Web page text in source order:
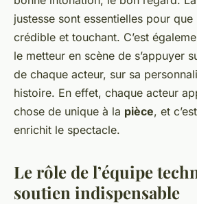
justesse sont essentielles pour
crédible et touchant. C’est
le metteur en scène de s’appuyer
de chaque acteur, sur sa
histoire. En effet, chaque acteur
chose de unique à la pièce, et
enrichit le spectacle.
Le rôle de l’équipe
soutien indispensable